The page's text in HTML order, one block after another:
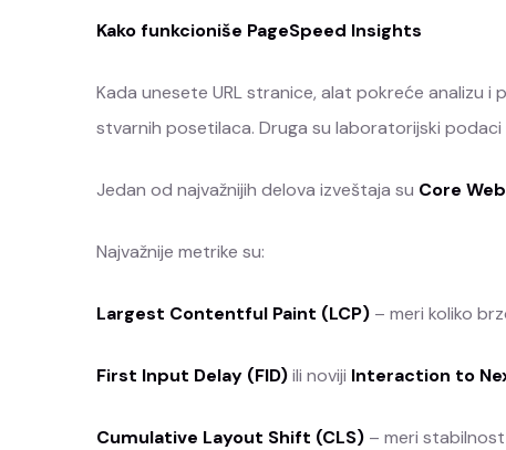
Kako funkcioniše PageSpeed Insights
Kada unesete URL stranice, alat pokreće analizu
stvarnih posetilaca. Druga su laboratorijski
Jedan od najvažnijih delova izveštaja su Core
Najvažnije metrike su:
Largest Contentful Paint (LCP) – meri koliko
First Input Delay (FID)ili noviji Interaction to
Cumulative Layout Shift (CLS) – meri